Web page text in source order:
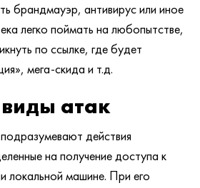
брандмауэр, антивирус или иное
легко поймать на любопытстве,
по ссылке, где будет
мега-скида и т.д.
атак
действия
на получение доступа к
локальной машине. При его